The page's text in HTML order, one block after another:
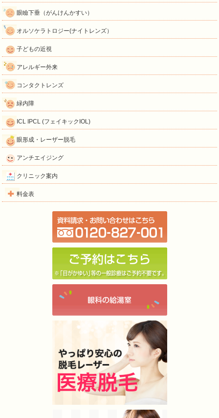
眼瞼下垂（がんけんかすい）
オルソケラトロジー(ナイトレンズ）
子どもの近視
アレルギー外来
コンタクトレンズ
緑内障
ICL IPCL (フェイキックIOL)
眼形成・レーザー脱毛
アンチエイジング
クリニック案内
料金表